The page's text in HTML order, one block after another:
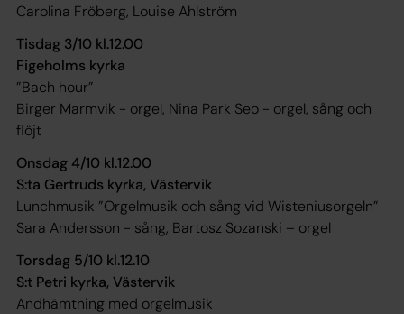
Carolina Fröberg, Louise Ahlström
Tisdag 3/10 kl.12.00
Figeholms kyrka
”Bach hour”
Birger Marmvik - orgel, Nina Park Seo - orgel, sång och
flöjt
Onsdag 4/10 kl.12.00
S:ta Gertruds kyrka, Västervik
Lunchmusik ”Orgelmusik och sång vid Wisteniusorgeln”
Sara Andersson - sång, Bartosz Sozanski – orgel
Torsdag 5/10 kl.12.10
S:t Petri kyrka, Västervik
Andhämtning med orgelmusik